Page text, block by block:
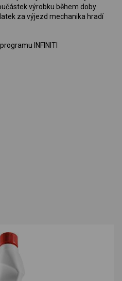
výrobku během doby
za výjezd mechanika hradí
INFINITI